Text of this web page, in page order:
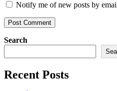
Notify me of new posts by
Search
Recent Posts